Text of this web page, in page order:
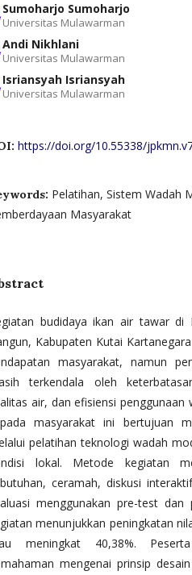
Sumoharjo Sumoharjo
Universitas Mulawarman
Andi Nikhlani
Universitas Mulawarman
Isriansyah Isriansyah
Universitas Mulawarman
https://doi.org/10.55338/
Pelatihan, Sistem Wadah
Masyarakat
budidaya ikan air tawar di
Kabupaten Kutai
masyarakat, namun
terkendala oleh
air, dan efisiensi penggunaan
masyarakat ini bertujuan
pelatihan teknologi wadah
lokal. Metode kegiatan
ceramah, diskusi
menggunakan pre-test
menunjukkan peningkatan
meningkat 40,38%.
mengenai prinsip